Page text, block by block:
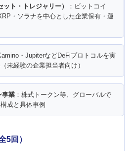
ト・トレジャリー）
：ビットコイ
・ソラナを中心とした企業保有・運
・JupiterなどDeFiプロトコルを実
未経験の企業担当者向け）
事業：株式トークン等、グローバルで
成と具体事例
5回）